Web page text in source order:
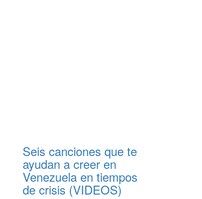
Seis canciones que te
ayudan a creer en
Venezuela en tiempos
de crisis (VIDEOS)